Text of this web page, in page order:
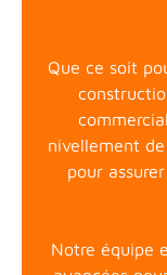
Que ce soit
nivellement
pour
Notre équipe